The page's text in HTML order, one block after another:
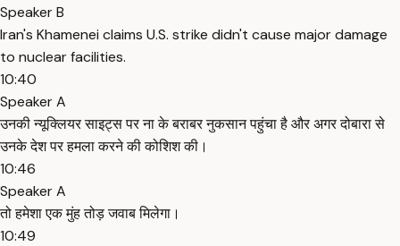
Speaker B
Iran's Khamenei claims U.S. strike didn't cause major damage
to nuclear facilities.
10:40
Speaker A
उनकी न्यूक्लियर साइट्स पर ना के बराबर नुकसान पहुंचा है और अगर दोबारा से
उनके देश पर हमला करने की कोशिश की।
10:46
Speaker A
तो हमेशा एक मुंह तोड़ जवाब मिलेगा।
10:49